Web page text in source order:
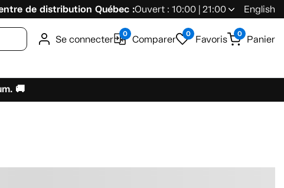
de distribution Québec :Ouvert : 10:00 | 21:00 English
Se connecter 0 Comparer 0 Favoris 0 Panier
🚚